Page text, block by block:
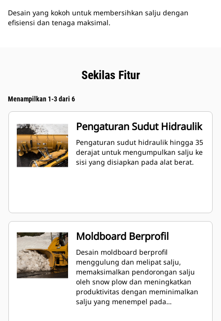
Desain yang kokoh untuk membersihkan salju dengan
efisiensi dan tenaga maksimal.
Sekilas Fitur
Menampilkan 1-3 dari 6
Pengaturan Sudut Hidraulik
Pengaturan sudut hidraulik hingga 35
derajat untuk mengumpulkan salju ke
sisi yang disiapkan pada alat berat.
Moldboard Berprofil
Desain moldboard berprofil
menggulung dan melipat salju,
memaksimalkan pendorongan salju
oleh snow plow dan meningkatkan
produktivitas dengan meminimalkan
salju yang menempel pada